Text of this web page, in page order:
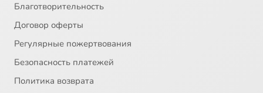
Благотворительность
Договор оферты
Регулярные пожертвования
Безопасность платежей
Политика возврата